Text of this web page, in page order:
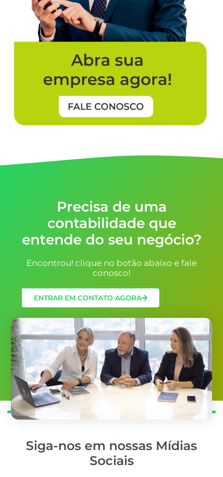
Precisa de uma
contabilidade que
entende do seu negócio?
Encontrou! clique no botão abaixo e fale
conosco!
ENTRAR EM CONTATO AGORA
Siga-nos em nossas Mídias
Sociais